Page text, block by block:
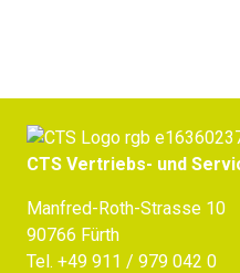
CTS Vertriebs- und
Manfred-Roth-Strasse 10
90766 Fürth
Tel. +49 911 / 979 042 0